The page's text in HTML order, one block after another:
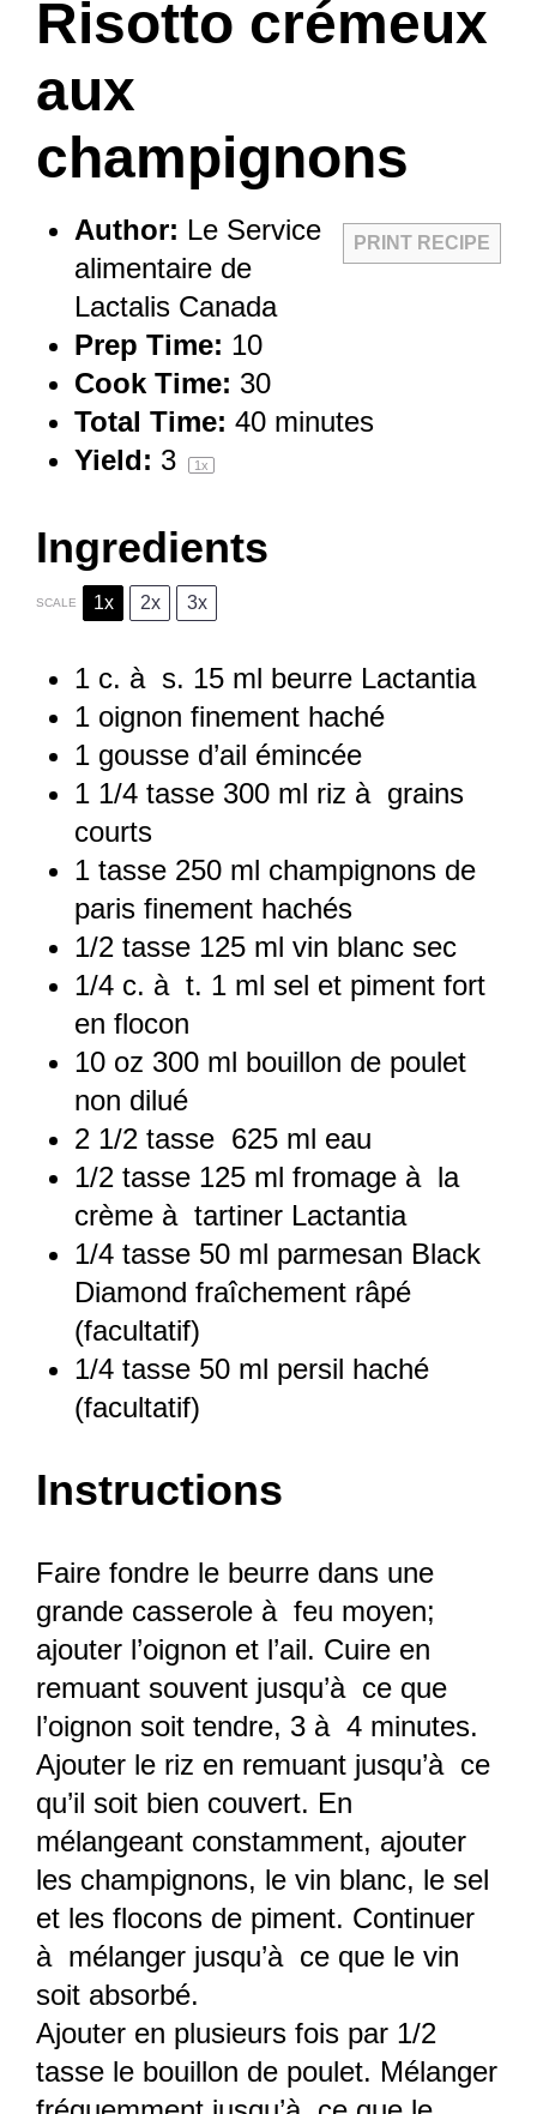
Risotto crémeux
aux
champignons
PRINT RECIPE
Author: Le Service
alimentaire de
Lactalis Canada
Prep Time: 10
Cook Time: 30
Total Time: 40 minutes
Yield: 3 1x
Ingredients
SCALE 1x 2x 3x
1 c. à s. 15 ml beurre Lactantia
1 oignon finement haché
1 gousse d’ail émincée
1 1/4 tasse 300 ml riz à grains
courts
1 tasse 250 ml champignons de
paris finement hachés
1/2 tasse 125 ml vin blanc sec
1/4 c. à t. 1 ml sel et piment fort
en flocon
10 oz 300 ml bouillon de poulet
non dilué
2 1/2 tasse 625 ml eau
1/2 tasse 125 ml fromage à la
crème à tartiner Lactantia
1/4 tasse 50 ml parmesan Black
Diamond fraîchement râpé
(facultatif)
1/4 tasse 50 ml persil haché
(facultatif)
Instructions
Faire fondre le beurre dans une
grande casserole à feu moyen;
ajouter l’oignon et l’ail. Cuire en
remuant souvent jusqu’à ce que
l’oignon soit tendre, 3 à 4 minutes.
Ajouter le riz en remuant jusqu’à ce
qu’il soit bien couvert. En
mélangeant constamment, ajouter
les champignons, le vin blanc, le sel
et les flocons de piment. Continuer
à mélanger jusqu’à ce que le vin
soit absorbé.
Ajouter en plusieurs fois par 1/2
tasse le bouillon de poulet. Mélanger